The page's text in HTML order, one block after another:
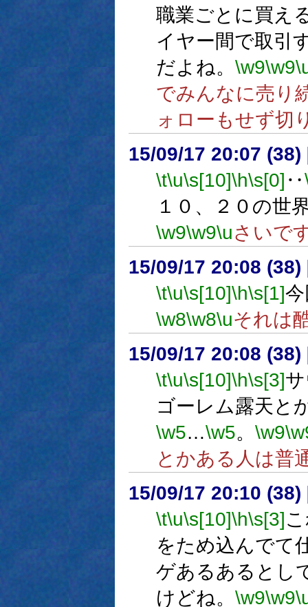
職業ごとに買え
イヤー間で取引
だよね。 \w9\w9
でみんなに売り
ォローもせず切
15/09/17 20:07 (38)
\t\u\s[10]\h\s[0] ‥
１０、２０の世
\w9\w9\uさいで
15/09/17 20:08 (38)
\t\u\s[10]\h\s[1]
\w8\w8\uそれは
15/09/17 20:08 (38)
\t\u\s[10]\h\s[3]
ゴーレム露天と
\w5…\w5。 \w9
とかある人は普
15/09/17 20:10 (38)
\t\u\s[10]\h\s[3]
をため込んでて
ゲあるあるとし
けどね。 \w9\w9